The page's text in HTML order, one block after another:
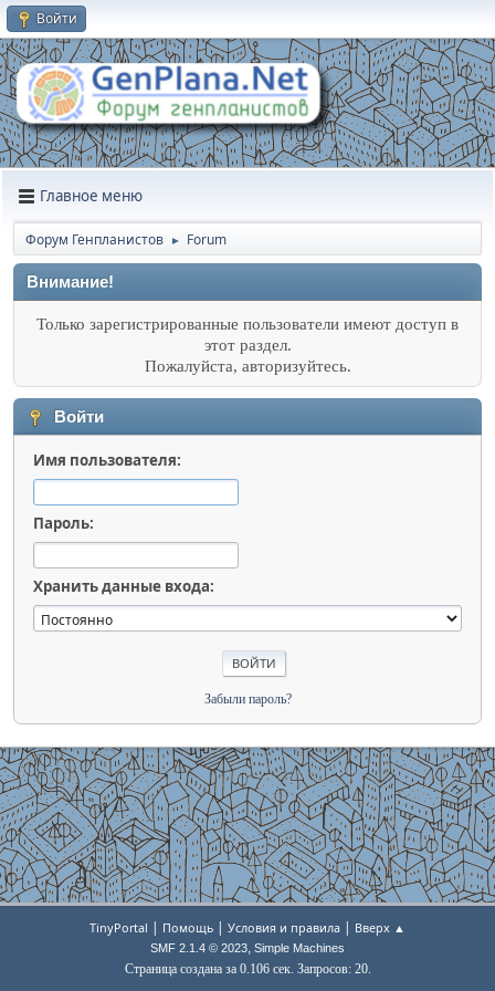
Войти
Главное меню
Форум Генпланистов ► Forum
Внимание!
Только зарегистрированные пользователи имеют доступ в
этот раздел.
Пожалуйста, авторизуйтесь.
Войти
Имя пользователя:
Пароль:
Хранить данные входа:
Забыли пароль?
TinyPortal | Помощь | Условия и правила | Вверх ▲
SMF 2.1.4 © 2023, Simple Machines
Страница создана за 0.106 сек. Запросов: 20.